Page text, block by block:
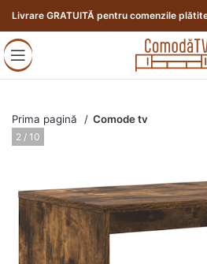
Livrare GRATUITĂ pentru comenzile
Prima pagină Comode tv
3 / 10